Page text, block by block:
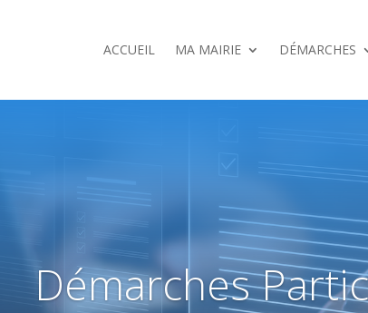
ACCUEIL MA MAIRIE DÉMARCHES
Démarches